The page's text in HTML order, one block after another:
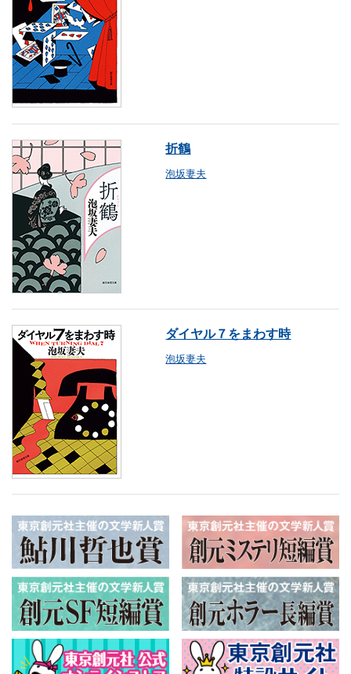
折鶴
泡坂妻夫
ダイヤル７をまわす時
泡坂妻夫